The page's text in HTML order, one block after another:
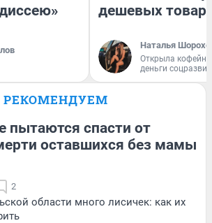
дешевых
Наталья
Открыла
деньги
РЕКОМЕНДУЕМ
пытаются спасти от
оставшихся без мамы
2
области много лисичек: как их